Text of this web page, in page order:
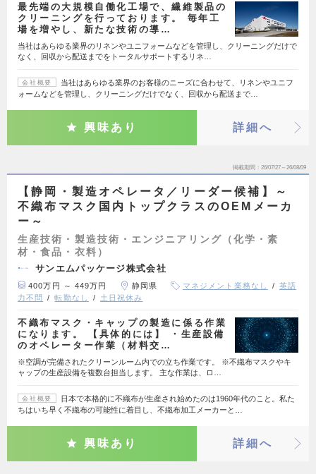
最先端の大規模自働化工場で、繊維製品の
クリーニングを行っております。 毎年工
場を増やし、新たな技術の導…
当社はあらゆる業界のリネンやユニフォームなどを管理し、クリーニングだけで
なく、回収から配送までをトータルサポートするリネ…
会社概要
当社はあらゆる業界のお客様のニーズに合わせて、リネンやユニフ
ォームなどを管理し、クリーニングだけでなく、回収から配送まで…
興味あり 詳細へ
掲載期間 26/07/27～26/08/09
【静岡・製造オペレータ／リーダー候補】～
不織布マスク国内トップクラスのOEMメーカ
ー～
生産技術・製造技術・エンジニアリング（化学・素
材・食品・衣料）
サンエムパッケージ株式会社
400万円 ～ 449万円 静岡県 マネジメント業務なし
英語
力不問
転勤なし 土日祝休み
不織布マスク・キャップの製造に係る作業
になります。 【具体的には】 ・生産設備
のオペレーター作業（材料交…
※空調が完備されたクリーンルーム内での立ち作業です。 ※不織布マスクやキ
ャップの生産設備を複数台担当します。 主な作業は、ロ…
会社概要
日本で本格的に不織布が生産され始めたのは1960年代のこと。私た
ちはいち早く不織布の可能性に着目し、不織布加工メーカーと…
興味あり 詳細へ